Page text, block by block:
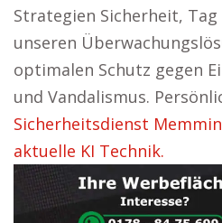
Strategien Sicherheit,
unseren
optimalen Schutz gegen
und Vandalismus.
Sicherheitsdienst
aktuelle KI Technik.